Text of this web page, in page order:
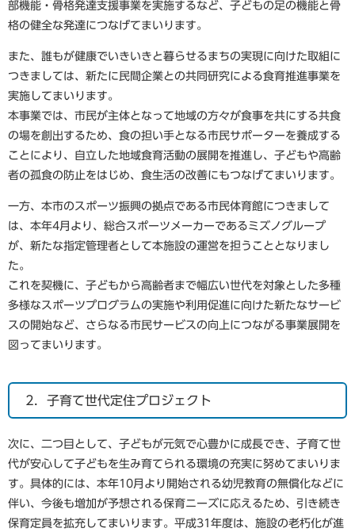
部機能・骨格発達支援事業を実施するなど、子どもの足の機能と骨
格の健全な発達につなげてまいります。
また、誰もが健康でいきいきと暮らせるまちの実現に向けた取組に
つきましては、新たに民間企業との共同研究による食育推進事業を
実施してまいります。
本事業では、市民が主体となって地域の方々が食事を共にする共食
の場を創出するため、食の担い手となる市民サポーターを養成する
ことにより、自立した地域食育活動の展開を推進し、子どもや高齢
者の孤食の防止をはじめ、食生活の改善にもつなげてまいります。
一方、本市のスポーツ振興の拠点である市民体育館につきまして
は、本年4月より、総合スポーツメーカーであるミズノグループ
が、新たな指定管理者として本施設の運営を担うこととなりまし
た。
これを契機に、子どもから高齢者まで幅広い世代を対象とした多種
多様なスポーツプログラムの実施や利用促進に向けた新たなサービ
スの開始など、さらなる市民サービスの向上につながる事業展開を
図ってまいります。
2．子育て世代定住プロジェクト
次に、二つ目として、子どもが元気で心豊かに成長でき、子育て世
代が安心して子どもを生み育てられる環境の充実に努めてまいりま
す。具体的には、本年10月より開始される幼児教育の無償化などに
伴い、今後も増加が予想される保育ニーズに応えるため、引き続き
保育定員を拡充してまいります。平成31年度は、施設の老朽化が進